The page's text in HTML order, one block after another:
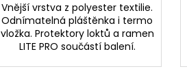
Vnější vrstva z polyester textilie.
Odnímatelná pláštěnka i termo
vložka. Protektory loktů a ramen
LITE PRO součástí balení.